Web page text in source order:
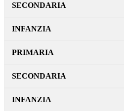
SECONDARIA
INFANZIA
PRIMARIA
SECONDARIA
INFANZIA